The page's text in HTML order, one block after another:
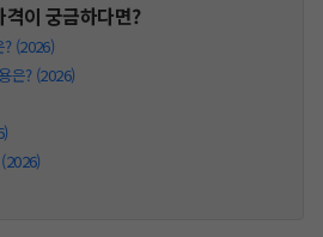
격이 궁금하다면?
(2026)
은? (2026)